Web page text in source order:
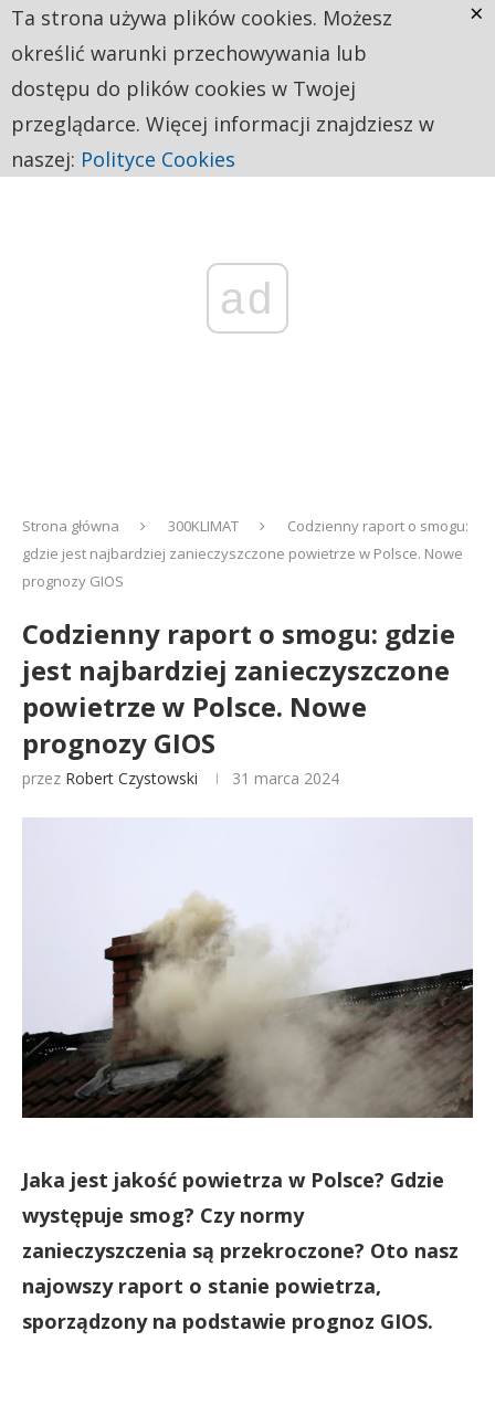
ad
Strona główna 300KLIMAT
Codzienny raport o smogu:
gdzie jest najbardziej zanieczyszczone powietrze w Polsce. Nowe
prognozy GIOS
Codzienny raport o smogu: gdzie
jest najbardziej zanieczyszczone
powietrze w Polsce. Nowe
prognozy GIOS
przez Robert Czystowski 31 marca 2024
Jaka jest jakość powietrza w Polsce? Gdzie
występuje smog? Czy normy
zanieczyszczenia są przekroczone? Oto nasz
najowszy raport o stanie powietrza,
sporządzony na podstawie prognoz GIOS.
Ta strona używa plików cookies. Możesz
określić warunki przechowywania lub
dostępu do plików cookies w Twojej
przeglądarce. Więcej informacji znajdziesz w
naszej: Polityce Cookies
×